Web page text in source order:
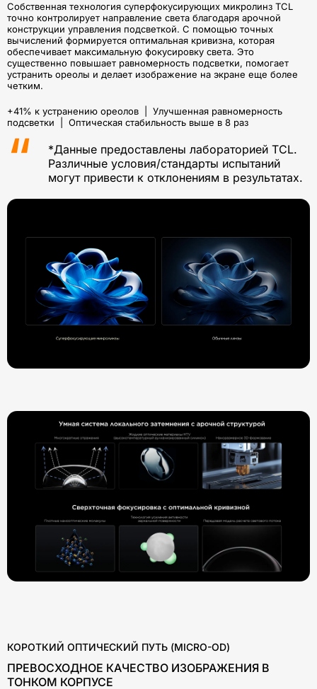
Собственная технология суперфокусирующих микролинз TCL
точно контролирует направление света благодаря арочной
конструкции управления подсветкой. С помощью точных
вычислений формируется оптимальная кривизна, которая
обеспечивает максимальную фокусировку света. Это
существенно повышает равномерность подсветки, помогает
устранить ореолы и делает изображение на экране еще более
четким.
+41% к устранению ореолов | Улучшенная равномерность
подсветки | Оптическая стабильность выше в 8 раз
*Данные предоставлены лабораторией TCL.
Различные условия/стандарты испытаний
могут привести к отклонениям в результатах.
КОРОТКИЙ ОПТИЧЕСКИЙ ПУТЬ (MICRO-OD)
ПРЕВОСХОДНОЕ КАЧЕСТВО ИЗОБРАЖЕНИЯ В
ТОНКОМ КОРПУСЕ